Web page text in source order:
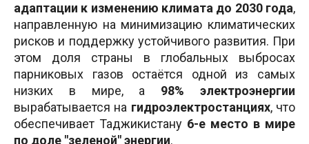
адаптации к изменению климата до 2030 года,
направленную на минимизацию климатических
рисков и поддержку устойчивого развития. При
этом доля страны в глобальных выбросах
парниковых газов остаётся одной из самых
низких в мире, а 98% электроэнергии
вырабатывается на гидроэлектростанциях, что
обеспечивает Таджикистану 6-е место в мире
по доле "зеленой" энергии.